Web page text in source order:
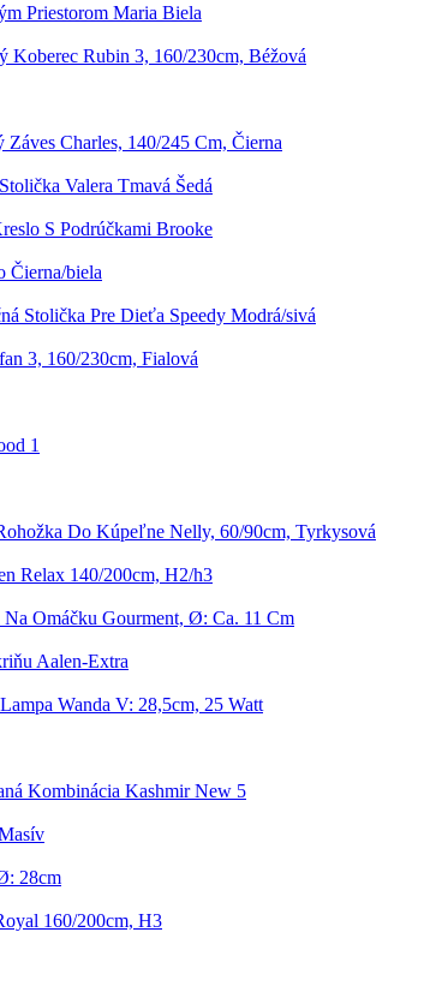
Priestorom Maria Biela
Koberec Rubin 3, 160/230cm, Béžová
Záves Charles, 140/245 Cm, Čierna
Valera Tmavá Šedá
S Podrúčkami Brooke
Čierna/biela
Stolička Pre Dieťa Speedy Modrá/sivá
3, 160/230cm, Fialová
1
Do Kúpeľne Nelly, 60/90cm, Tyrkysová
Relax 140/200cm, H2/h3
Omáčku Gourment, Ø: Ca. 11 Cm
Aalen-Extra
Wanda V: 28,5cm, 25 Watt
Kombinácia Kashmir New 5
28cm
160/200cm, H3